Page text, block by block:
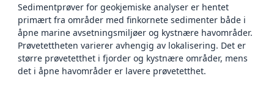
Sedimentprøver for geokjemiske analyser er hentet
primært fra områder med finkornete sedimenter både i
åpne marine avsetningsmiljøer og kystnære havområder.
Prøvetettheten varierer avhengig av lokalisering. Det er
større prøvetetthet i fjorder og kystnære områder, mens
det i åpne havområder er lavere prøvetetthet.